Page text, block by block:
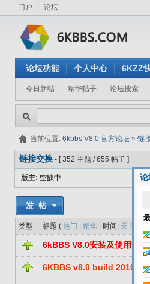
门户 论坛
论坛功能 个人中心 6KZZ
今日新帖 精华帖子 论坛搜索
论
当前位置: 6kbbs V8.0 官方论坛 » 链
链接交换 - [ 352 主题 / 655 帖子 ]
版主: 空缺中
类型 标题 ( 热门 精华 | 时间: 天 周
6kBBS V8.0安装及使用等
6KBBS v8.0 build